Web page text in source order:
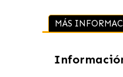
MÁS